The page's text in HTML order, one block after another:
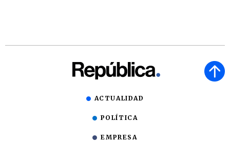
ACTUALIDAD
POLÍTICA
EMPRESA